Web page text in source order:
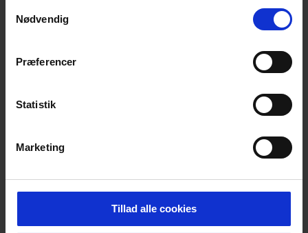
Nødvendig
Præferencer
Statistik
Marketing
Tillad alle cookies
Spaghettimåtte 15 x 1 m – Skridsikker &
Denne spaghettimåtte sikrer synlige og
skridsikre gangveje på byggepladsen. Den
er absorberende, lavet af genanvendeligt